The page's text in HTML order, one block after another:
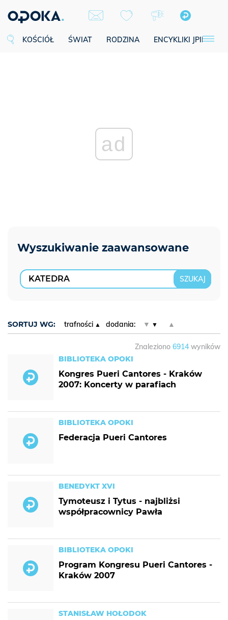
KOŚCIÓŁ ŚWIAT RODZINA ENCYKLIKI JPII
ad
SORTUJ WG: trafności dodania: ▼ ▲
Znaleziono 6914 wyników
BIBLIOTEKA OPOKI
Kongres Pueri Cantores - Kraków
2007: Koncerty w parafiach
BIBLIOTEKA OPOKI
Federacja Pueri Cantores
BENEDYKT XVI
Tymoteusz i Tytus - najbliżsi
współpracownicy Pawła
BIBLIOTEKA OPOKI
Program Kongresu Pueri Cantores -
Kraków 2007
STANISŁAW HOŁODOK